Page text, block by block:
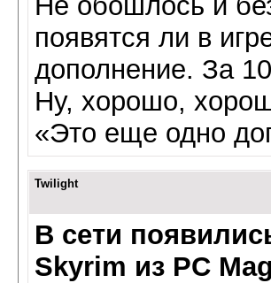
появятся ли в
дополнение. За
Ну, хорошо,
«Это еще одно
Twilight
В сети
Skyrim из PC